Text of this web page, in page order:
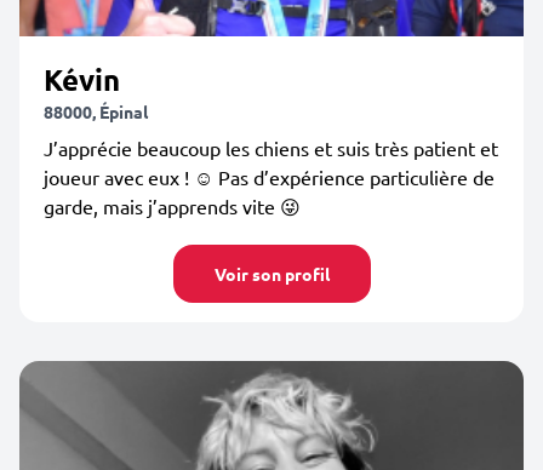
Kévin
88000, Épinal
J’apprécie beaucoup les chiens et suis très patient et
joueur avec eux ! ☺️ Pas d’expérience particulière de
garde, mais j’apprends vite 😜
Voir son profil